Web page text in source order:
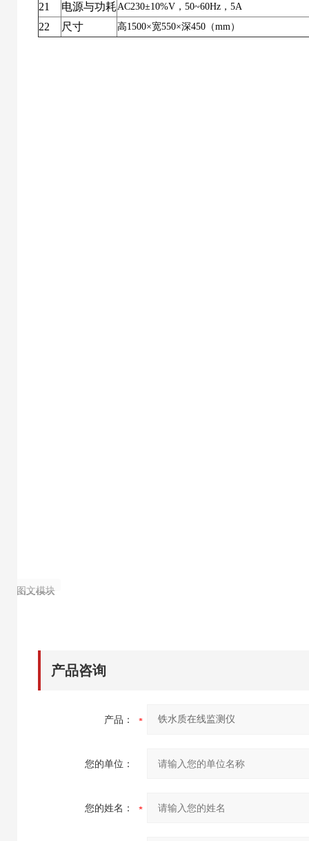
21 电源与功耗AC230±10%V ， 50~60Hz ， 5A
22 尺寸 高1500×宽550×深450 （mm）
图文模块
图文模块
图文模块
图文模块
图文模块
图文模块
图文模块
图文模块
产品咨询
产品：
您的单位：
您的姓名：